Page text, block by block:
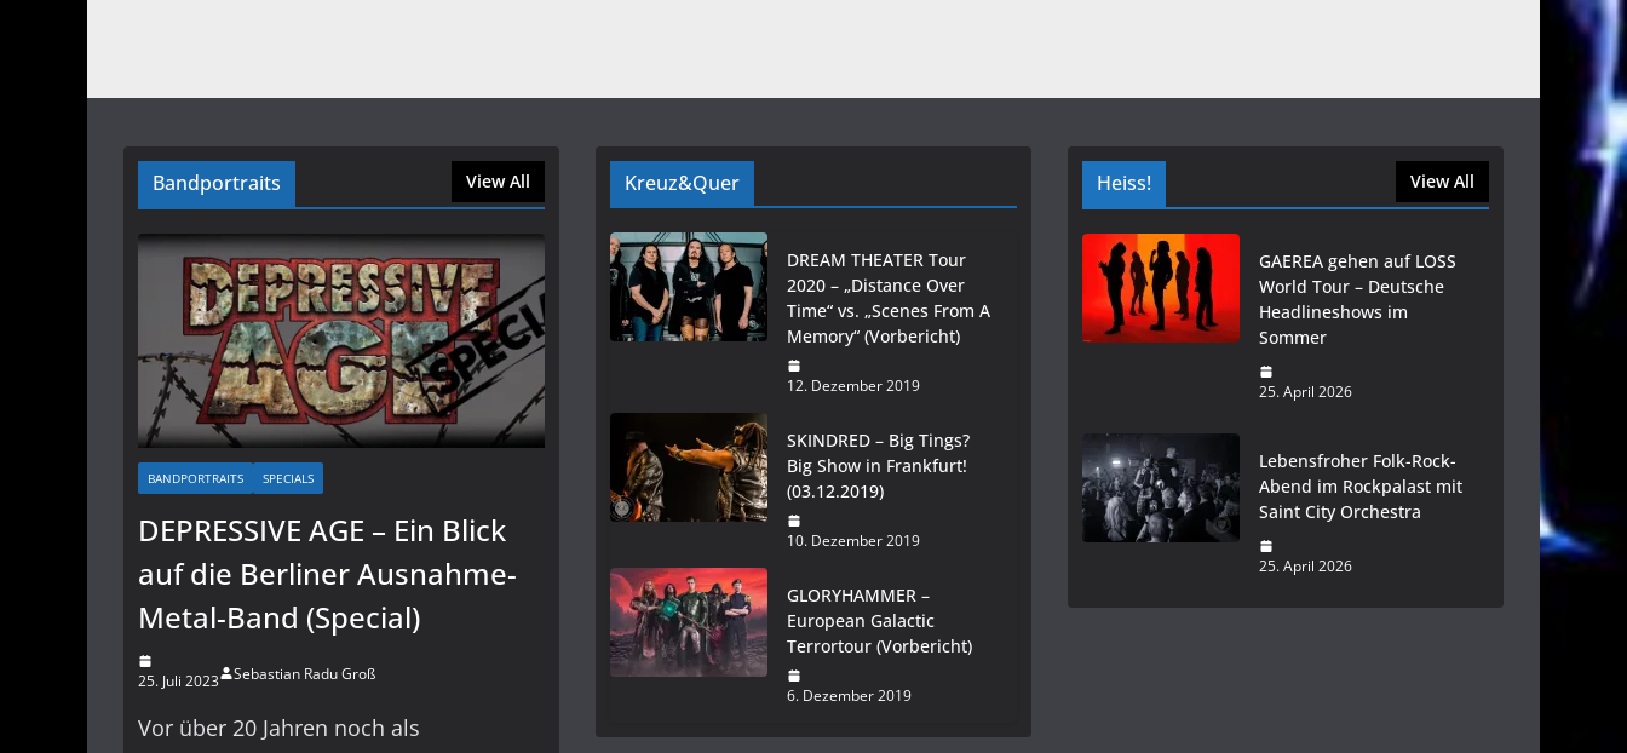
Bandportraits View All
BANDPORTRAITS SPECIALS
DEPRESSIVE AGE – Ein Blick
auf die Berliner Ausnahme-
Metal-Band (Special)
25. Juli 2023 Sebastian Radu Groß
Vor über 20 Jahren noch als
Kreuz&Quer
DREAM THEATER Tour
2020 – „Distance Over
Time“ vs. „Scenes From A
Memory“ (Vorbericht)
12. Dezember 2019
SKINDRED – Big Tings?
Big Show in Frankfurt!
(03.12.2019)
10. Dezember 2019
GLORYHAMMER –
European Galactic
Terrortour (Vorbericht)
6. Dezember 2019
Heiss! View All
GAEREA gehen auf LOSS
World Tour – Deutsche
Headlineshows im
Sommer
25. April 2026
Lebensfroher Folk-Rock-
Abend im Rockpalast mit
Saint City Orchestra
25. April 2026